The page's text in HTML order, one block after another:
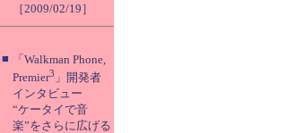
［2009/02/19］
■
「Walkman Phone,
Premier3 」開発者
インタビュー
“ケータイで音
楽”をさらに広げる